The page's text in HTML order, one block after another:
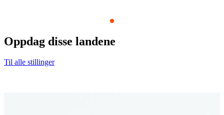
1
of
Oppdag disse landene
Til alle stillinger